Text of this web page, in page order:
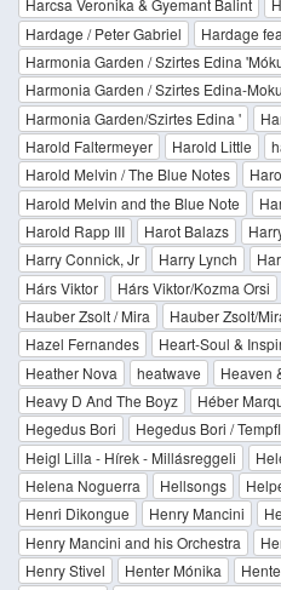
Harcsa Veronika & Gyemant Balint
Hardage / Peter Gabriel
Hardage
Harmonia Garden / Szirtes Edina
Harmonia Garden / Szirtes Edina-
Harmonia Garden/Szirtes Edina '
Harold Faltermeyer
Harold Little
Harold Melvin / The Blue Notes
Harold Melvin and the Blue Note
Harold Rapp III
Harot Balazs
Harry Connick, Jr
Harry Lynch
Hárs Viktor
Hárs Viktor/Kozma Orsi
Hauber Zsolt / Mira
Hauber Zsolt/
Hazel Fernandes
Heart-Soul &
Heather Nova
heatwave Heaven
Heavy D And The Boyz
Héber
Hegedus Bori
Hegedus Bori /
Heigl Lilla - Hírek - Millásreggeli
Helena Noguerra
Hellsongs
Henri Dikongue
Henry Mancini
Henry Mancini and his Orchestra
Henry Stivel
Henter Mónika